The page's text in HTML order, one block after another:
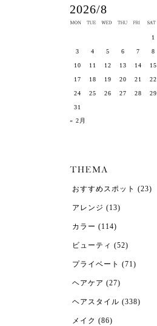
2026/8
« 2月
1
3 4 5 6 7 8
10 11 12 13 14 15
17 18 19 20 21 22
24 25 26 27 28 29
31
おすすめスポット (23)
アレンジ (13)
カラー (114)
ビューティ (52)
プライベート (71)
ヘアケア (27)
ヘアスタイル (338)
メイク (86)